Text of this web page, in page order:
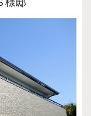
様邸